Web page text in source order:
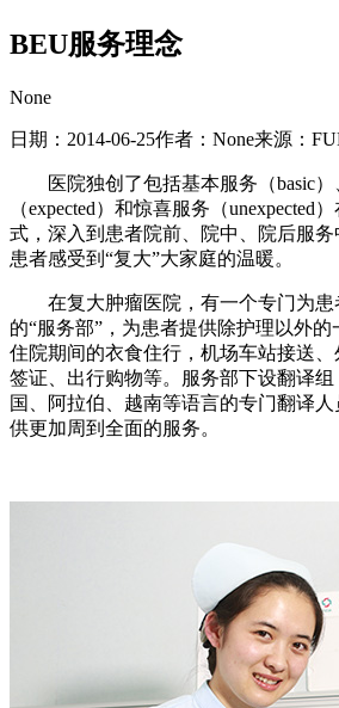
BEU服务理念
None
日期： 2014-06-25作者： None来源：
医院独创了包括基本服务（basic）
（expected）和惊喜服务（unexpected
式，深入到患者院前、院中、院后服
患者感受到“复大”大家庭的温暖。
在复大肿瘤医院，有一个专门为患
的“服务部”，为患者提供除护理以外
住院期间的衣食住行，机场车站接送、
签证、出行购物等。服务部下设翻译
国、阿拉伯、越南等语言的专门翻译
供更加周到全面的服务。